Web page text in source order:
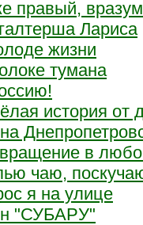
правый,
Лариса
жизни
тумана
история от
в
чаю,
я на улице
"СУБАРУ"